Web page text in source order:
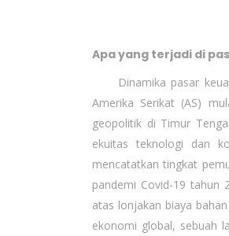
Apa yang terjadi di
Dinamika pasar
Amerika Serikat (AS)
geopolitik di Timur
ekuitas teknologi dan
mencatatkan tingkat
pandemi Covid-19 tahun
atas lonjakan biaya
ekonomi global, sebuah